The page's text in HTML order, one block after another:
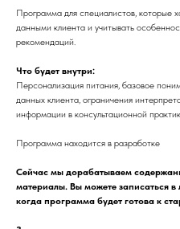
Программа для специалистов, которые
данными клиента и учитывать
рекомендаций.
Что будет внутри:
Персонализация питания, базовое
данных клиента, ограничения
информации в консультационной
Программа находится в разработке
Сейчас мы дорабатываем
материалы. Вы можете записаться
когда программа будет готова к